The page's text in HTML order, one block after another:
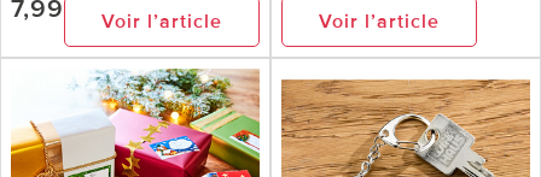
7,99 Voir l’article Voir l’article